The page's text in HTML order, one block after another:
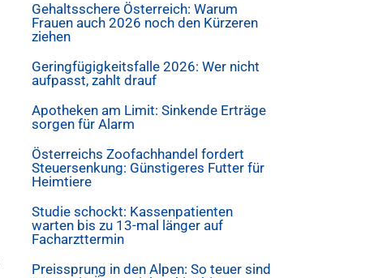
Gehaltsschere Österreich: Warum
Frauen auch 2026 noch den Kürzeren
ziehen
Geringfügigkeitsfalle 2026: Wer nicht
aufpasst, zahlt drauf
Apotheken am Limit: Sinkende Erträge
sorgen für Alarm
Österreichs Zoofachhandel fordert
Steuersenkung: Günstigeres Futter für
Heimtiere
Studie schockt: Kassenpatienten
warten bis zu 13-mal länger auf
Facharzttermin
Preissprung in den Alpen: So teuer sind